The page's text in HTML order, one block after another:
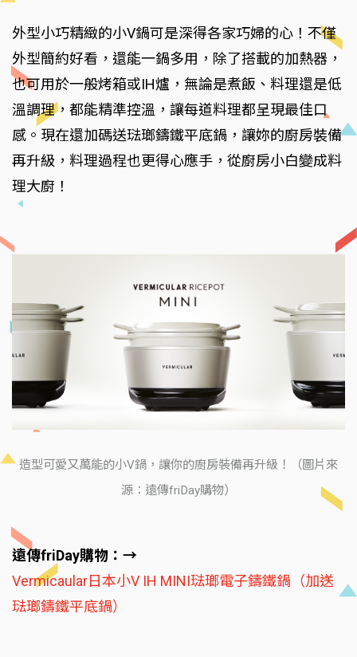
外型小巧精緻的小V鍋可是深得各家巧婦的心！不僅
外型簡約好看，還能一鍋多用，除了搭載的加熱器，
也可用於一般烤箱或IH爐，無論是煮飯、料理還是低
溫調理，都能精準控溫，讓每道料理都呈現最佳口
感。現在還加碼送琺瑯鑄鐵平底鍋，讓妳的廚房裝備
再升級，料理過程也更得心應手，從廚房小白變成料
理大廚！
造型可愛又萬能的小V鍋，讓你的廚房裝備再升級！（圖片來
源：遠傳friDay購物）
遠傳friDay購物：→
Vermicaular日本小V IH MINI琺瑯電子鑄鐵鍋（加送
琺瑯鑄鐵平底鍋）